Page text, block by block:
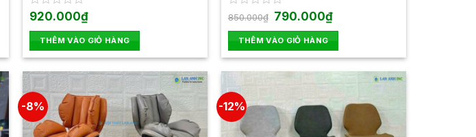
Được
hạng
0
5
sao
920.000₫
THÊM VÀO GIỎ HÀNG
Được
hạng
0
5
sao
850.000₫ Giá
gốc
là:
850.000₫.
790.000₫Giá
hiện
tại
là:
790.000₫.
THÊM VÀO GIỎ HÀNG
-8% -12%